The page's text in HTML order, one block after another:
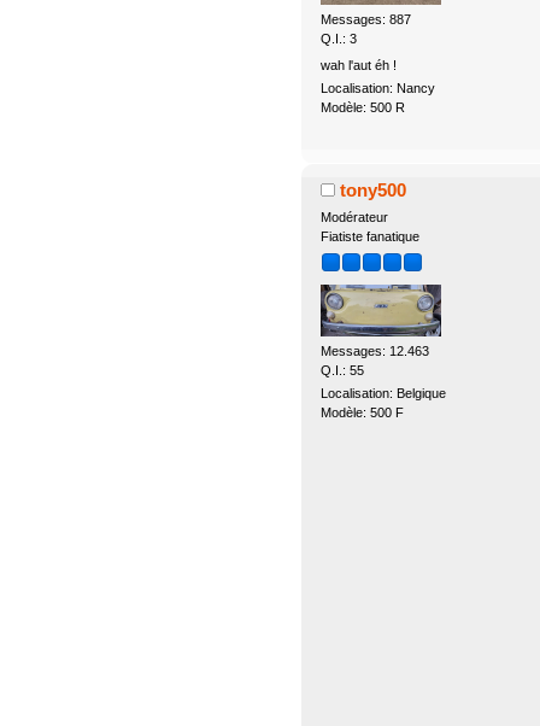
Messages: 887
Q.I.: 3
wah l'aut éh !
Localisation: Nancy
Modèle: 500 R
tony500
Modérateur
Fiatiste fanatique
Messages: 12.463
Q.I.: 55
Localisation: Belgique
Modèle: 500 F